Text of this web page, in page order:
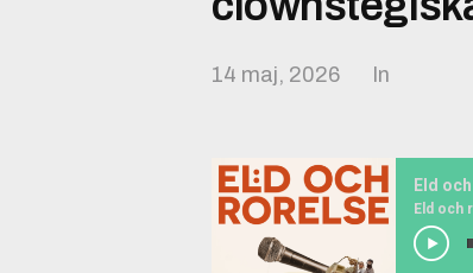
14 maj, 2026 In
Eld och